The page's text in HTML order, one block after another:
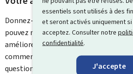
essentiels sont utilisés à des
et seront activés uniquement
acceptez. Consulter notre
confidentialité.
J'accepte
Donnez-nous votre avis sur le contenu
pouvez nous laisser un commentaire
améliorer. Vous ne recevrez pas de
commentaire. Utilisez le formulaire
question particulière.